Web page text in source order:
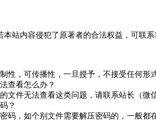
站内容侵犯了原著者的合法权益，可联系
性，可传播性，一旦授予，不接受任何
查看怎么办？
文件无法查看这类问题，请联系站长（微
？
码，如个别文件需要解压密码的，一般都